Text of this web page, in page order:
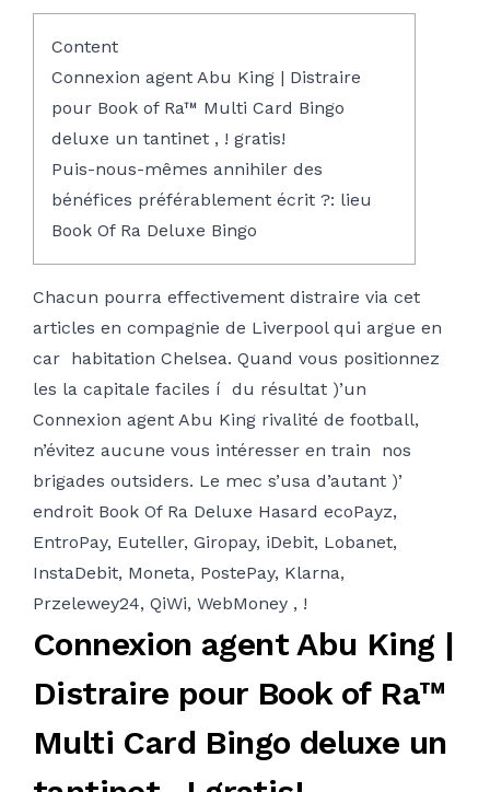
Content
Connexion agent Abu King | Distraire
pour Book of Ra™ Multi Card Bingo
deluxe un tantinet , ! gratis!
Puis-nous-mêmes annihiler des
bénéfices préférablement écrit ?: lieu
Book Of Ra Deluxe Bingo
Chacun pourra effectivement distraire via cet
articles en compagnie de Liverpool qui argue en
car habitation Chelsea. Quand vous positionnez
les la capitale faciles í du résultat )’un
Connexion agent Abu King rivalité de football,
n’évitez aucune vous intéresser en train nos
brigades outsiders. Le mec s’usa d’autant )’
endroit Book Of Ra Deluxe Hasard ecoPayz,
EntroPay, Euteller, Giropay, iDebit, Lobanet,
InstaDebit, Moneta, PostePay, Klarna,
Przelewey24, QiWi, WebMoney , !
Connexion agent Abu King |
Distraire pour Book of Ra™
Multi Card Bingo deluxe un